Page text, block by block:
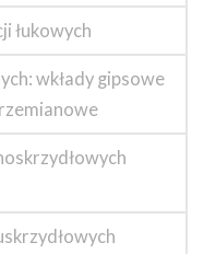
łukowych
wkłady gipsowe